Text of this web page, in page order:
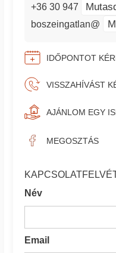
+36 30 947
boszeingatlan@
IDŐPONTOT
VISSZAHÍVÁST
AJÁNLOM EGY
MEGOSZTÁS
Név
Email